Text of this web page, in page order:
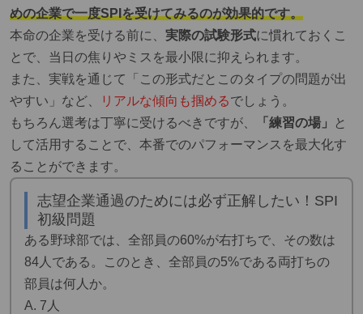
めの企業で一度SPIを受けてみるのが効果的です。
本命の企業を受ける前に、 実際の試験形式に慣れておくこ
とで、当日の焦りやミスを最小限に抑えられます。
また、実戦を通じて「この形式だとこのタイプの問題が出
やすい」など、
リアルな傾向も掴めるでしょう。
もちろん選考は丁寧に受けるべきですが、
「練習の場」
と
して活用することで、本番でのパフォーマンスを最大化す
ることができます。
志望企業通過のためには必ず正解したい！SPI
初級問題
ある野球部では、全部員の60%が右打ちで、その数は
84人である。このとき、全部員の5%である両打ちの
部員は何人か。
A. 7人